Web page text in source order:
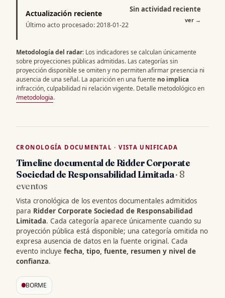
Actualización reciente
Último acto procesado: 2018-01-22
Sin actividad reciente
ver →
Metodología del radar: Los indicadores se calculan únicamente
sobre proyecciones públicas admitidas. Las categorías sin
proyección disponible se omiten y no permiten afirmar presencia ni
ausencia de una señal. La aparición en una fuente no implica
infracción, culpabilidad ni relación vigente. Detalle metodológico en
/metodologia.
CRONOLOGÍA DOCUMENTAL · VISTA UNIFICADA
Timeline documental de Ridder Corporate
Sociedad de Responsabilidad Limitada· 8
eventos
Vista cronológica de los eventos documentales admitidos
para Ridder Corporate Sociedad de Responsabilidad
Limitada. Cada categoría aparece únicamente cuando su
proyección pública está disponible; una categoría omitida no
expresa ausencia de datos en la fuente original. Cada
evento incluye fecha, tipo, fuente, resumen y nivel de
confianza.
BORME